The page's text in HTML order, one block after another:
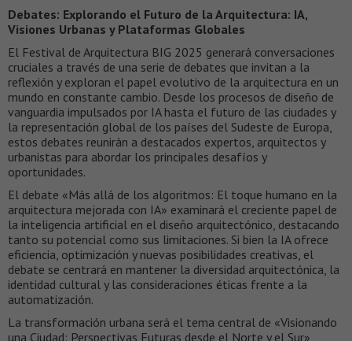
Debates: Explorando el Futuro de la Arquitectura: IA,
Visiones Urbanas y Plataformas Globales
El Festival de Arquitectura BIG 2025 generará conversaciones
cruciales a través de una serie de debates que invitan a la
reflexión y exploran el papel evolutivo de la arquitectura en un
mundo en constante cambio. Desde los procesos de diseño de
vanguardia impulsados ​​por IA hasta el futuro de las ciudades y
la representación global de los países del Sudeste de Europa,
estos debates reunirán a destacados expertos, arquitectos y
urbanistas para abordar los principales desafíos y
oportunidades.
El debate «Más allá de los algoritmos: El toque humano en la
arquitectura mejorada con IA» examinará el creciente papel de
la inteligencia artificial en el diseño arquitectónico, destacando
tanto su potencial como sus limitaciones. Si bien la IA ofrece
eficiencia, optimización y nuevas posibilidades creativas, el
debate se centrará en mantener la diversidad arquitectónica, la
identidad cultural y las consideraciones éticas frente a la
automatización.
La transformación urbana será el tema central de «Visionando
una Ciudad: Perspectivas Futuras desde el Norte y el Sur»,